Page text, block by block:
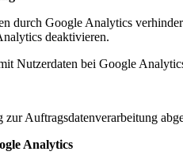
durch Google Analytics
deaktivieren.
Nutzerdaten bei Google
Auftragsdatenverarbeitung
Analytics